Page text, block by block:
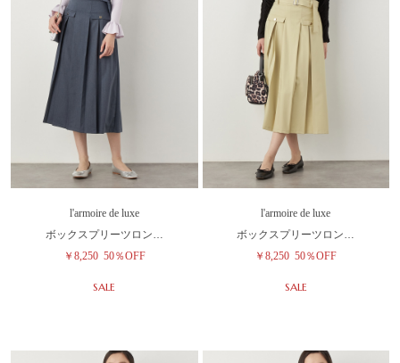
l'armoire de luxe
ボックスプリーツロン…
￥8,250 50％OFF
SALE
l'armoire de luxe
ボックスプリーツロン…
￥8,250 50％OFF
SALE